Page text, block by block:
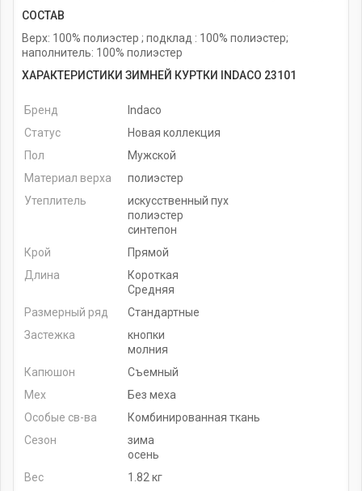
СОСТАВ
Верх: 100% полиэстер ; подклад : 100% полиэстер;
наполнитель: 100% полиэстер
ХАРАКТЕРИСТИКИ ЗИМНЕЙ КУРТКИ INDACO 23101
Бренд
Indaco
Статус
Новая коллекция
Пол
Мужской
Материал верха
полиэстер
Утеплитель
искусственный пух
полиэстер
синтепон
Крой
Прямой
Длина
Короткая
Средняя
Размерный ряд
Стандартные
Застежка
кнопки
молния
Капюшон
Съемный
Мех
Без меха
Особые св-ва
Комбинированная ткань
Сезон
зима
осень
Вес
1.82 кг